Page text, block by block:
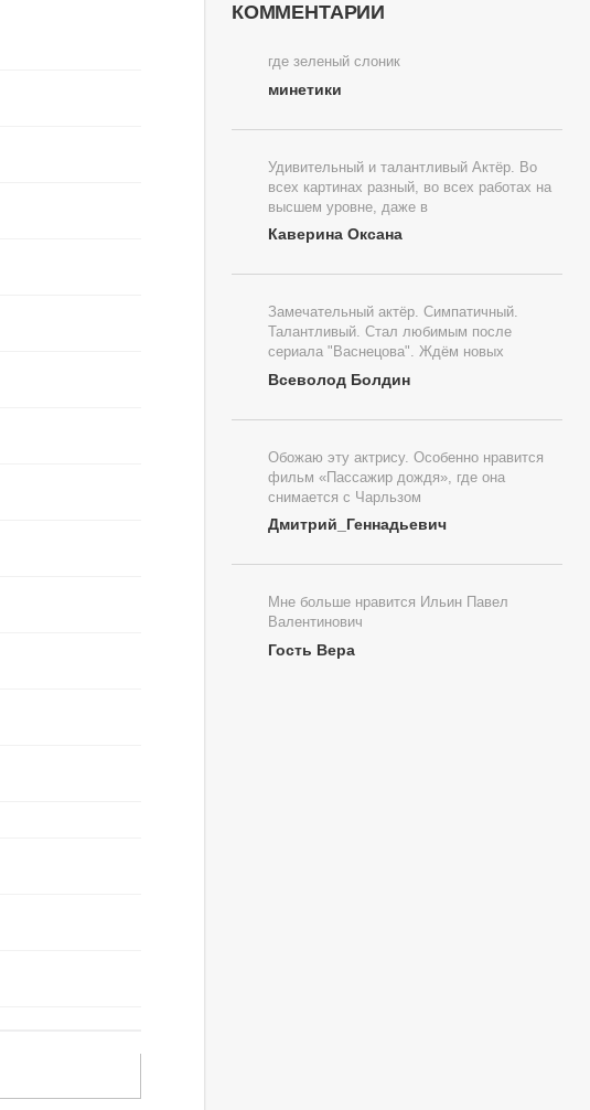
КОММЕНТАРИИ
где зеленый слоник
минетики
Удивительный и талантливый Актёр. Во
всех картинах разный, во всех работах на
высшем уровне, даже в
Каверина Оксана
Замечательный актёр. Симпатичный.
Талантливый. Стал любимым после
сериала "Васнецова". Ждём новых
Всеволод Болдин
Обожаю эту актрису. Особенно нравится
фильм «Пассажир дождя», где она
снимается с Чарльзом
Дмитрий_Геннадьевич
Мне больше нравится Ильин Павел
Валентинович
Гость Вера